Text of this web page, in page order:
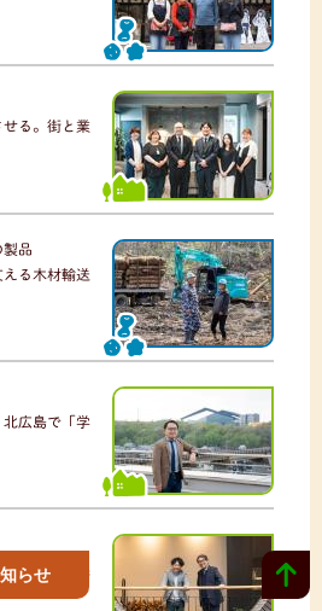
る。街と業
製品
る木材輸送
北広島で「学
がぬま地域起
らせ